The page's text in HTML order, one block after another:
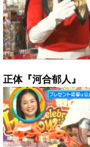
正体『河合郁人』